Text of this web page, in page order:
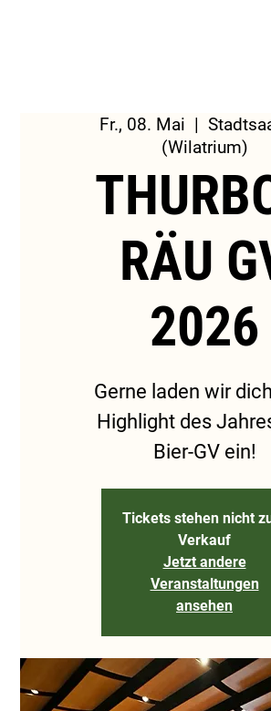
Fr., 08. Mai
  |
(Wilatrium)
RÄU
2026
Gerne laden wir
Highlight des
Bier-GV ein!
Tickets stehen nicht
Verkauf
Jetzt andere
Veranstaltungen
ansehen